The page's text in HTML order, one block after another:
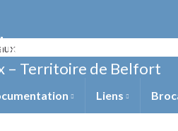
– Territoire de Belfort
Liens